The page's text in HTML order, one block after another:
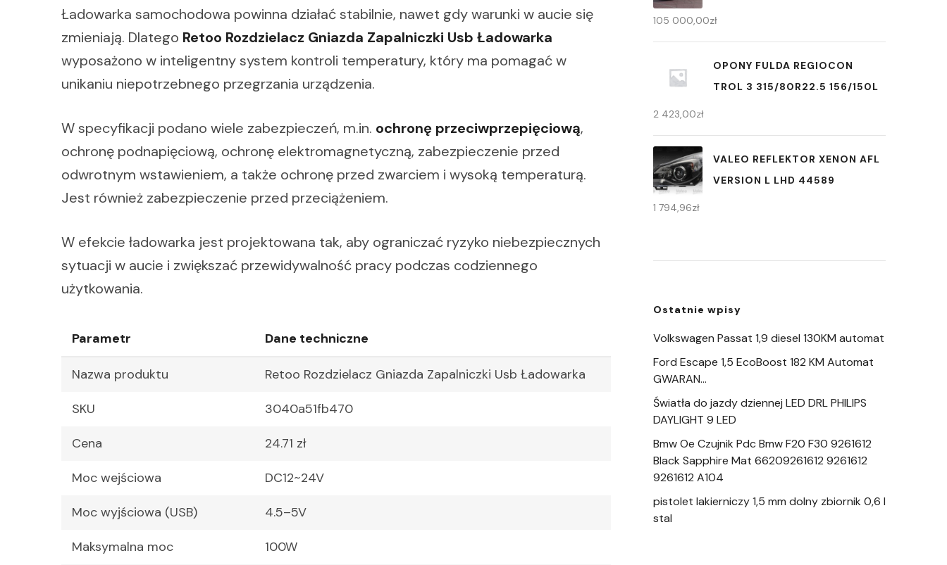
Ładowarka samochodowa powinna działać stabilnie, nawet gdy warunki w aucie się
zmieniają. Dlatego Retoo Rozdzielacz Gniazda Zapalniczki Usb Ładowarka
wyposażono w inteligentny system kontroli temperatury, który ma pomagać w
unikaniu niepotrzebnego przegrzania urządzenia.
W specyfikacji podano wiele zabezpieczeń, m.in. ochronę przeciwprzepięciową,
ochronę podnapięciową, ochronę elektromagnetyczną, zabezpieczenie przed
odwrotnym wstawieniem, a także ochronę przed zwarciem i wysoką temperaturą.
Jest również zabezpieczenie przed przeciążeniem.
W efekcie ładowarka jest projektowana tak, aby ograniczać ryzyko niebezpiecznych
sytuacji w aucie i zwiększać przewidywalność pracy podczas codziennego
użytkowania.
Parametr Dane techniczne
Nazwa produktu Retoo Rozdzielacz Gniazda Zapalniczki Usb Ładowarka
SKU 3040a51fb470
Cena 24.71 zł
Moc wejściowa DC12~24V
Moc wyjściowa (USB) 4.5–5V
Maksymalna moc 100W
105 000,00zł
OPONY FULDA REGIOCON
TROL 3 315/80R22.5 156/150L
2 423,00zł
VALEO REFLEKTOR XENON AFL
VERSION L LHD 44589
1 794,96zł
Ostatnie wpisy
Volkswagen Passat 1,9 diesel 130KM automat
Ford Escape 1,5 EcoBoost 182 KM Automat
GWARAN…
Światła do jazdy dziennej LED DRL PHILIPS
DAYLIGHT 9 LED
Bmw Oe Czujnik Pdc Bmw F20 F30 9261612
Black Sapphire Mat 66209261612 9261612
9261612 A104
pistolet lakierniczy 1,5 mm dolny zbiornik 0,6 l
stal